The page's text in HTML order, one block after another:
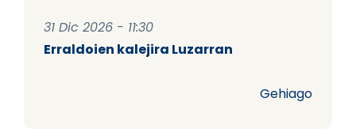
31 Dic 2026 - 11:30
Erraldoien kalejira Luzarran
Gehiago